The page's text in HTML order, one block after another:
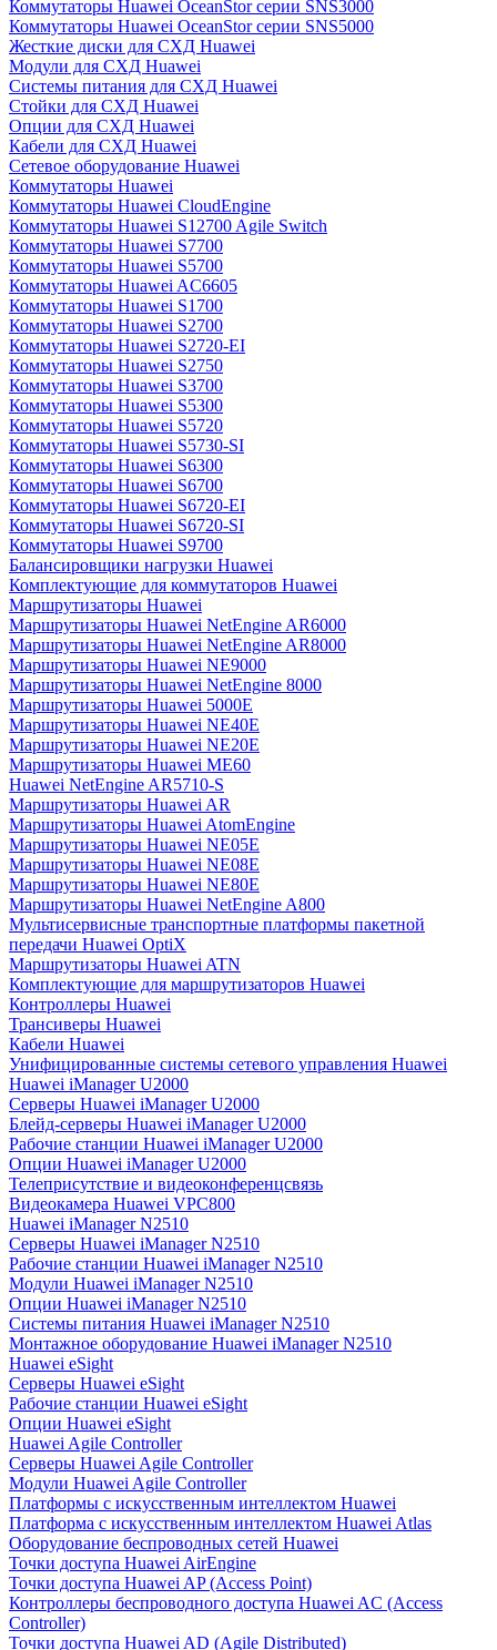
Коммутаторы Huawei OceanStor серии SNS3000
Коммутаторы Huawei OceanStor серии SNS5000
Жесткие диски для СХД Huawei
Модули для СХД Huawei
Системы питания для СХД Huawei
Стойки для СХД Huawei
Опции для СХД Huawei
Кабели для СХД Huawei
Сетевое оборудование Huawei
Коммутаторы Huawei
Коммутаторы Huawei CloudEngine
Коммутаторы Huawei S12700 Agile Switch
Коммутаторы Huawei S7700
Коммутаторы Huawei S5700
Коммутаторы Huawei AC6605
Коммутаторы Huawei S1700
Коммутаторы Huawei S2700
Коммутаторы Huawei S2720-EI
Коммутаторы Huawei S2750
Коммутаторы Huawei S3700
Коммутаторы Huawei S5300
Коммутаторы Huawei S5720
Коммутаторы Huawei S5730-SI
Коммутаторы Huawei S6300
Коммутаторы Huawei S6700
Коммутаторы Huawei S6720-EI
Коммутаторы Huawei S6720-SI
Коммутаторы Huawei S9700
Балансировщики нагрузки Huawei
Комплектующие для коммутаторов Huawei
Маршрутизаторы Huawei
Маршрутизаторы Huawei NetEngine AR6000
Маршрутизаторы Huawei NetEngine AR8000
Маршрутизаторы Huawei NE9000
Маршрутизаторы Huawei NetEngine 8000
Маршрутизаторы Huawei 5000E
Маршрутизаторы Huawei NE40E
Маршрутизаторы Huawei NE20E
Маршрутизаторы Huawei ME60
Huawei NetEngine AR5710-S
Маршрутизаторы Huawei AR
Маршрутизаторы Huawei AtomEngine
Маршрутизаторы Huawei NE05E
Маршрутизаторы Huawei NE08E
Маршрутизаторы Huawei NE80E
Маршрутизаторы Huawei NetEngine A800
Мультисервисные транспортные платформы пакетной
передачи Huawei OptiX
Маршрутизаторы Huawei ATN
Комплектующие для маршрутизаторов Huawei
Контроллеры Huawei
Трансиверы Huawei
Кабели Huawei
Унифицированные системы сетевого управления Huawei
Huawei iManager U2000
Серверы Huawei iManager U2000
Блейд-серверы Huawei iManager U2000
Рабочие станции Huawei iManager U2000
Опции Huawei iManager U2000
Телеприсутствие и видеоконференцсвязь
Видеокамера Huawei VPC800
Huawei iManager N2510
Серверы Huawei iManager N2510
Рабочие станции Huawei iManager N2510
Модули Huawei iManager N2510
Опции Huawei iManager N2510
Системы питания Huawei iManager N2510
Монтажное оборудование Huawei iManager N2510
Huawei eSight
Серверы Huawei eSight
Рабочие станции Huawei eSight
Опции Huawei eSight
Huawei Agile Controller
Серверы Huawei Agile Controller
Модули Huawei Agile Controller
Платформы с искусственным интеллектом Huawei
Платформа с искусственным интеллектом Huawei Atlas
Оборудование беспроводных сетей Huawei
Точки доступа Huawei AirEngine
Точки доступа Huawei AP (Access Point)
Контроллеры беспроводного доступа Huawei AC (Access
Controller)
Точки доступа Huawei AD (Agile Distributed)